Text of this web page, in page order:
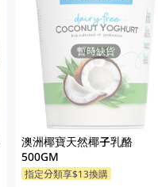
暫時缺貨
澳洲椰寶天然椰子乳酪
500GM
指定分類享$13換購